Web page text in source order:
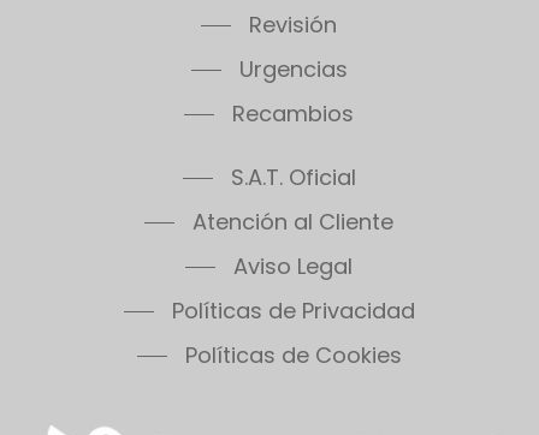
Revisión
Urgencias
Recambios
S.A.T. Oficial
Atención al Cliente
Aviso Legal
Políticas de Privacidad
Políticas de Cookies